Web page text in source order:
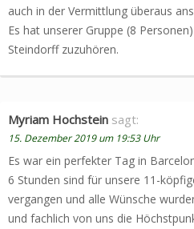
auch in der Vermittlung überaus
Es hat unserer Gruppe (8
Steindorff zuzuhören.
Myriam Hochstein sagt:
15. Dezember 2019 um 19:53 Uhr
Es war ein perfekter Tag in
6 Stunden sind für unsere 11-
vergangen und alle Wünsche
und fachlich von uns die